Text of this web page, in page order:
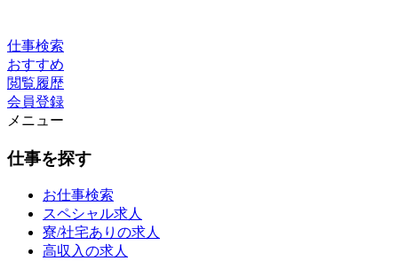
仕事検索
おすすめ
閲覧履歴
会員登録
メニュー
仕事を探す
お仕事検索
スペシャル求人
寮/社宅ありの求人
高収入の求人